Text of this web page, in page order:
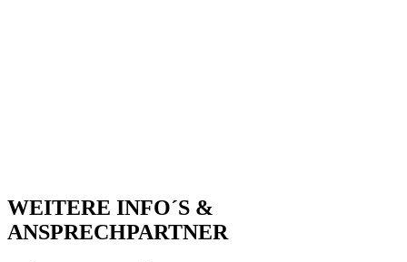
WEITERE INFO´S &
ANSPRECHPARTNER